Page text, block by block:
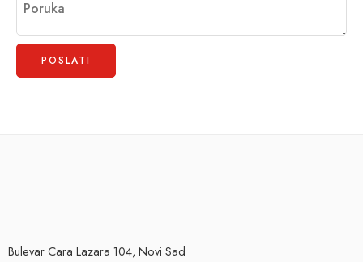
Bulevar Cara Lazara 104, Novi Sad